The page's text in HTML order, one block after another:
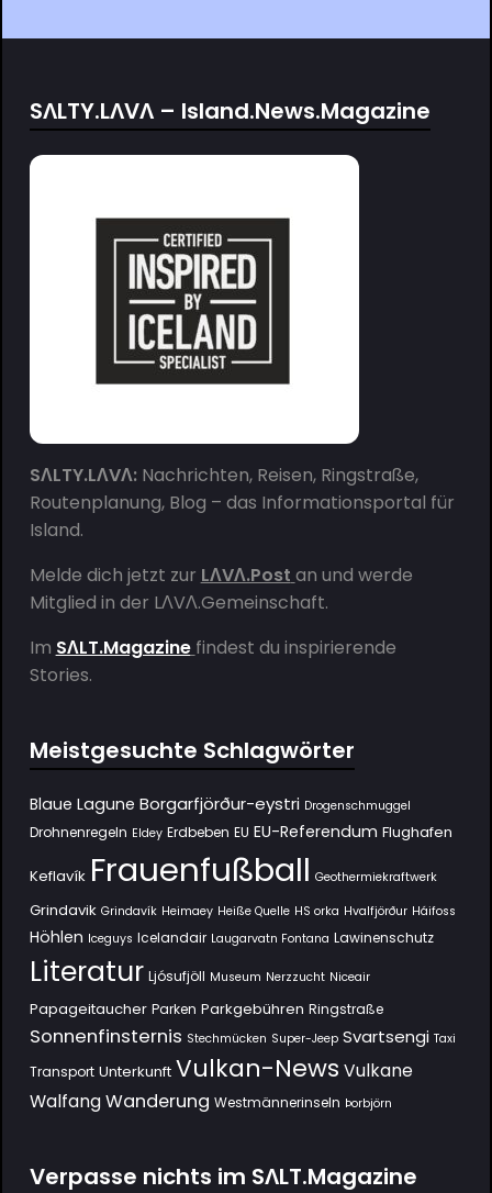
SΛLTY.LΛVΛ – Island.News.Magazine
SΛLTY.LΛVΛ:Nachrichten, Reisen, Ringstraße,
Routenplanung, Blog – das Informationsportal für
Island.
Melde dich jetzt zur LΛVΛ.Post an und werde
Mitglied in der LΛVΛ.Gemeinschaft.
Im SΛLT.Magazine findest du inspirierende
Stories.
Meistgesuchte Schlagwörter
Blaue Lagune Borgarfjörður-eystri Drogenschmuggel
Drohnenregeln Eldey Erdbeben EU EU-Referendum Flughafen
Keflavík Frauenfußball Geothermiekraftwerk
Grindavik Grindavík Heimaey Heiße Quelle HS orka Hvalfjörður Háifoss
Höhlen Iceguys Icelandair Laugarvatn Fontana Lawinenschutz
Literatur Ljósufjöll Museum Nerzzucht Niceair
Papageitaucher Parken Parkgebühren Ringstraße
Sonnenfinsternis Stechmücken Super-Jeep Svartsengi Taxi
Transport Unterkunft Vulkan-News Vulkane
Walfang Wanderung Westmännerinseln Þorbjörn
Verpasse nichts im SΛLT.Magazine